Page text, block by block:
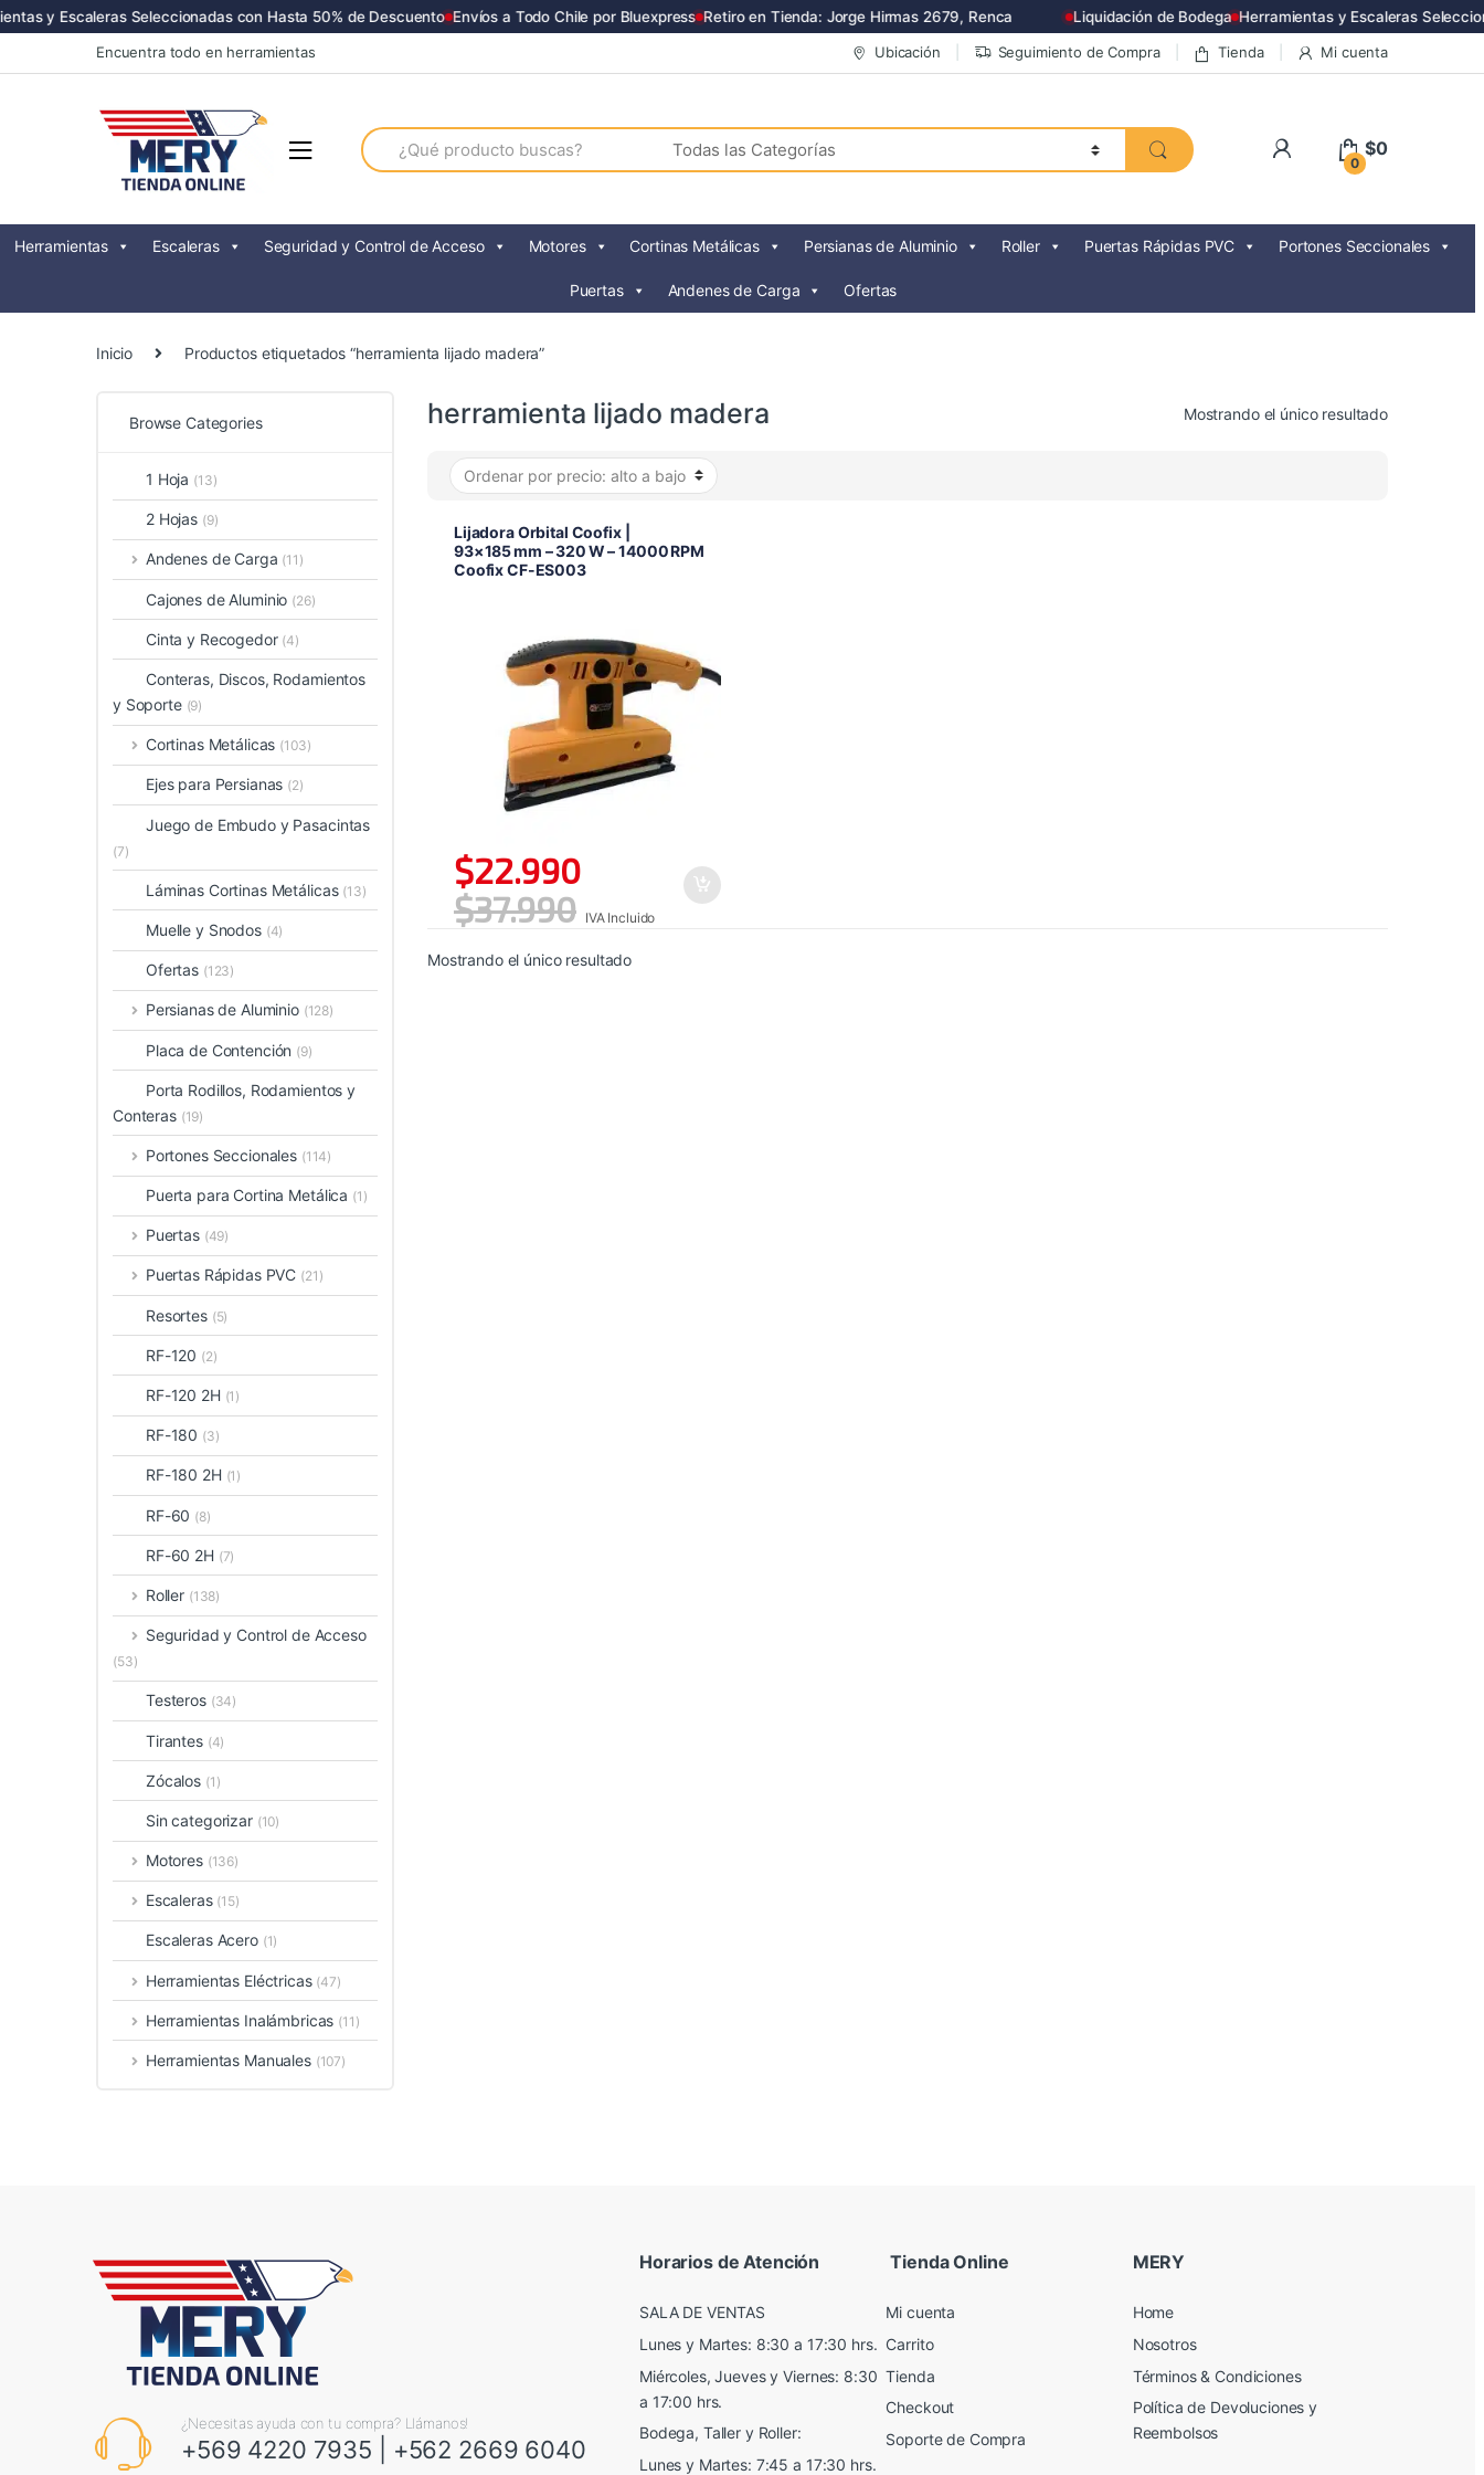
y Escaleras Seleccionadas con Hasta 50% de Descuento Envíos a Todo Chile por Bluexpress Retiro en Tienda: Jorge Hirmas 2679, Renca Liquidación de Bodega Herramientas y Escaleras
to
to
Encuentra todo en herramientas Ubicación Seguimiento de Compra Tienda Mi cuenta
Search
for:
0
$0
Herramientas Escaleras Seguridad y Control de Acceso Motores Cortinas Metálicas Persianas de Aluminio Roller Puertas Rápidas PVC Portones Seccionales
Puertas Andenes de Carga Ofertas
Inicio Productos etiquetados “herramienta lijado madera”
herramienta lijado madera Mostrando el único resultado
Lijadora Orbital Coofix |
93×185 mm – 320 W – 14000 RPM
Coofix CF-ES003
$22.990
$37.990 IVA Incluido
Mostrando el único resultado
Browse Categories
1 Hoja (13)
2 Hojas (9)
Andenes de Carga (11)
Cajones de Aluminio (26)
Cinta y Recogedor (4)
Conteras, Discos, Rodamientos
y Soporte (9)
Cortinas Metálicas (103)
Ejes para Persianas (2)
Juego de Embudo y Pasacintas
(7)
Láminas Cortinas Metálicas (13)
Muelle y Snodos (4)
Ofertas (123)
Persianas de Aluminio (128)
Placa de Contención (9)
Porta Rodillos, Rodamientos y
Conteras (19)
Portones Seccionales (114)
Puerta para Cortina Metálica (1)
Puertas (49)
Puertas Rápidas PVC (21)
Resortes (5)
RF-120 (2)
RF-120 2H (1)
RF-180 (3)
RF-180 2H (1)
RF-60 (8)
RF-60 2H (7)
Roller (138)
Seguridad y Control de Acceso
(53)
Testeros (34)
Tirantes (4)
Zócalos (1)
Sin categorizar (10)
Motores (136)
Escaleras (15)
Escaleras Acero (1)
Herramientas Eléctricas (47)
Herramientas Inalámbricas (11)
Herramientas Manuales (107)
¿Necesitas ayuda con tu compra? Llámanos!
+569 4220 7935 +562 2669 6040
Horarios de Atención
SALA DE VENTAS
Lunes y Martes: 8:30 a 17:30 hrs.
Miércoles, Jueves y Viernes: 8:30
a 17:00 hrs.
Bodega, Taller y Roller:
Lunes y Martes: 7:45 a 17:30 hrs.
Tienda Online
Mi cuenta
Carrito
Tienda
Checkout
Soporte de Compra
MERY
Home
Nosotros
Términos & Condiciones
Política de Devoluciones y
Reembolsos